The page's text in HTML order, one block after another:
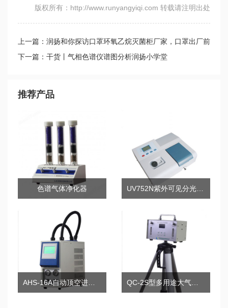
版权所有：http://www.runyangyiqi.com 转载请注明出处
上一篇：润扬和你探访口罩环氧乙烷灭菌柜厂家，口罩出厂前
都得“洗个澡”
下一篇：干货丨气相色谱仪谱图分析润扬小学堂
推荐产品
色谱气体净化器